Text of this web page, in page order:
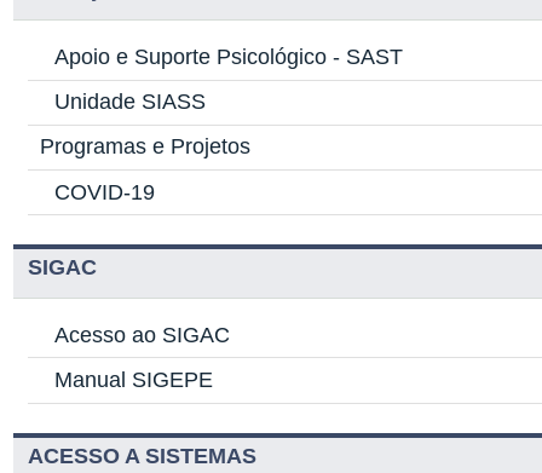
Apoio e Suporte Psicológico - SAST
Unidade SIASS
Programas e Projetos
COVID-19
SIGAC
Acesso ao SIGAC
Manual SIGEPE
ACESSO A SISTEMAS